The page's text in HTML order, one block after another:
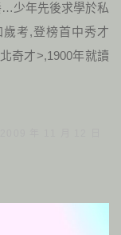
…少年先後求學於私
考,登榜首中秀才
奇才>,1900年就讀